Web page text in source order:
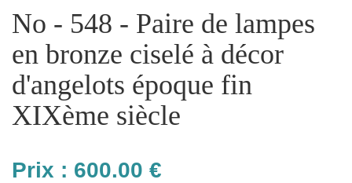
No - 548 - Paire de lampes
en bronze ciselé à décor
d'angelots époque fin
XIXème siècle
Prix : 600.00 €